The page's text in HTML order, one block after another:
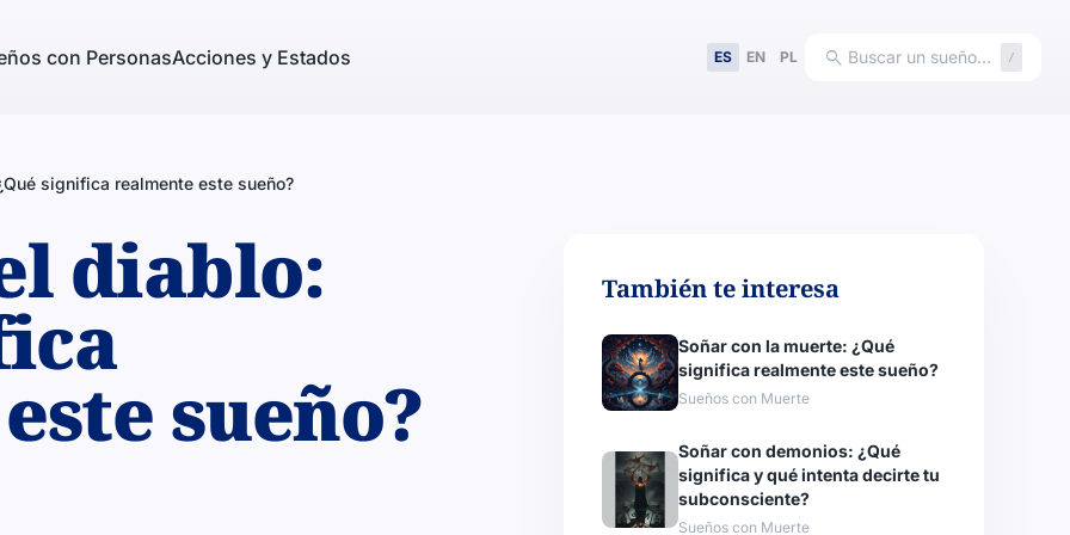
con PersonasAcciones y Estados ES EN PL search Buscar un sueño… /
significa realmente este sueño?
diablo:
sueño?
También te interesa
Soñar con la muerte: ¿Qué
significa realmente este sueño?
Sueños con Muerte
Soñar con demonios: ¿Qué
significa y qué intenta decirte tu
subconsciente?
Sueños con Muerte